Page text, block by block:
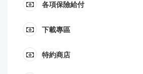
各項保險給付
下載專區
特約商店